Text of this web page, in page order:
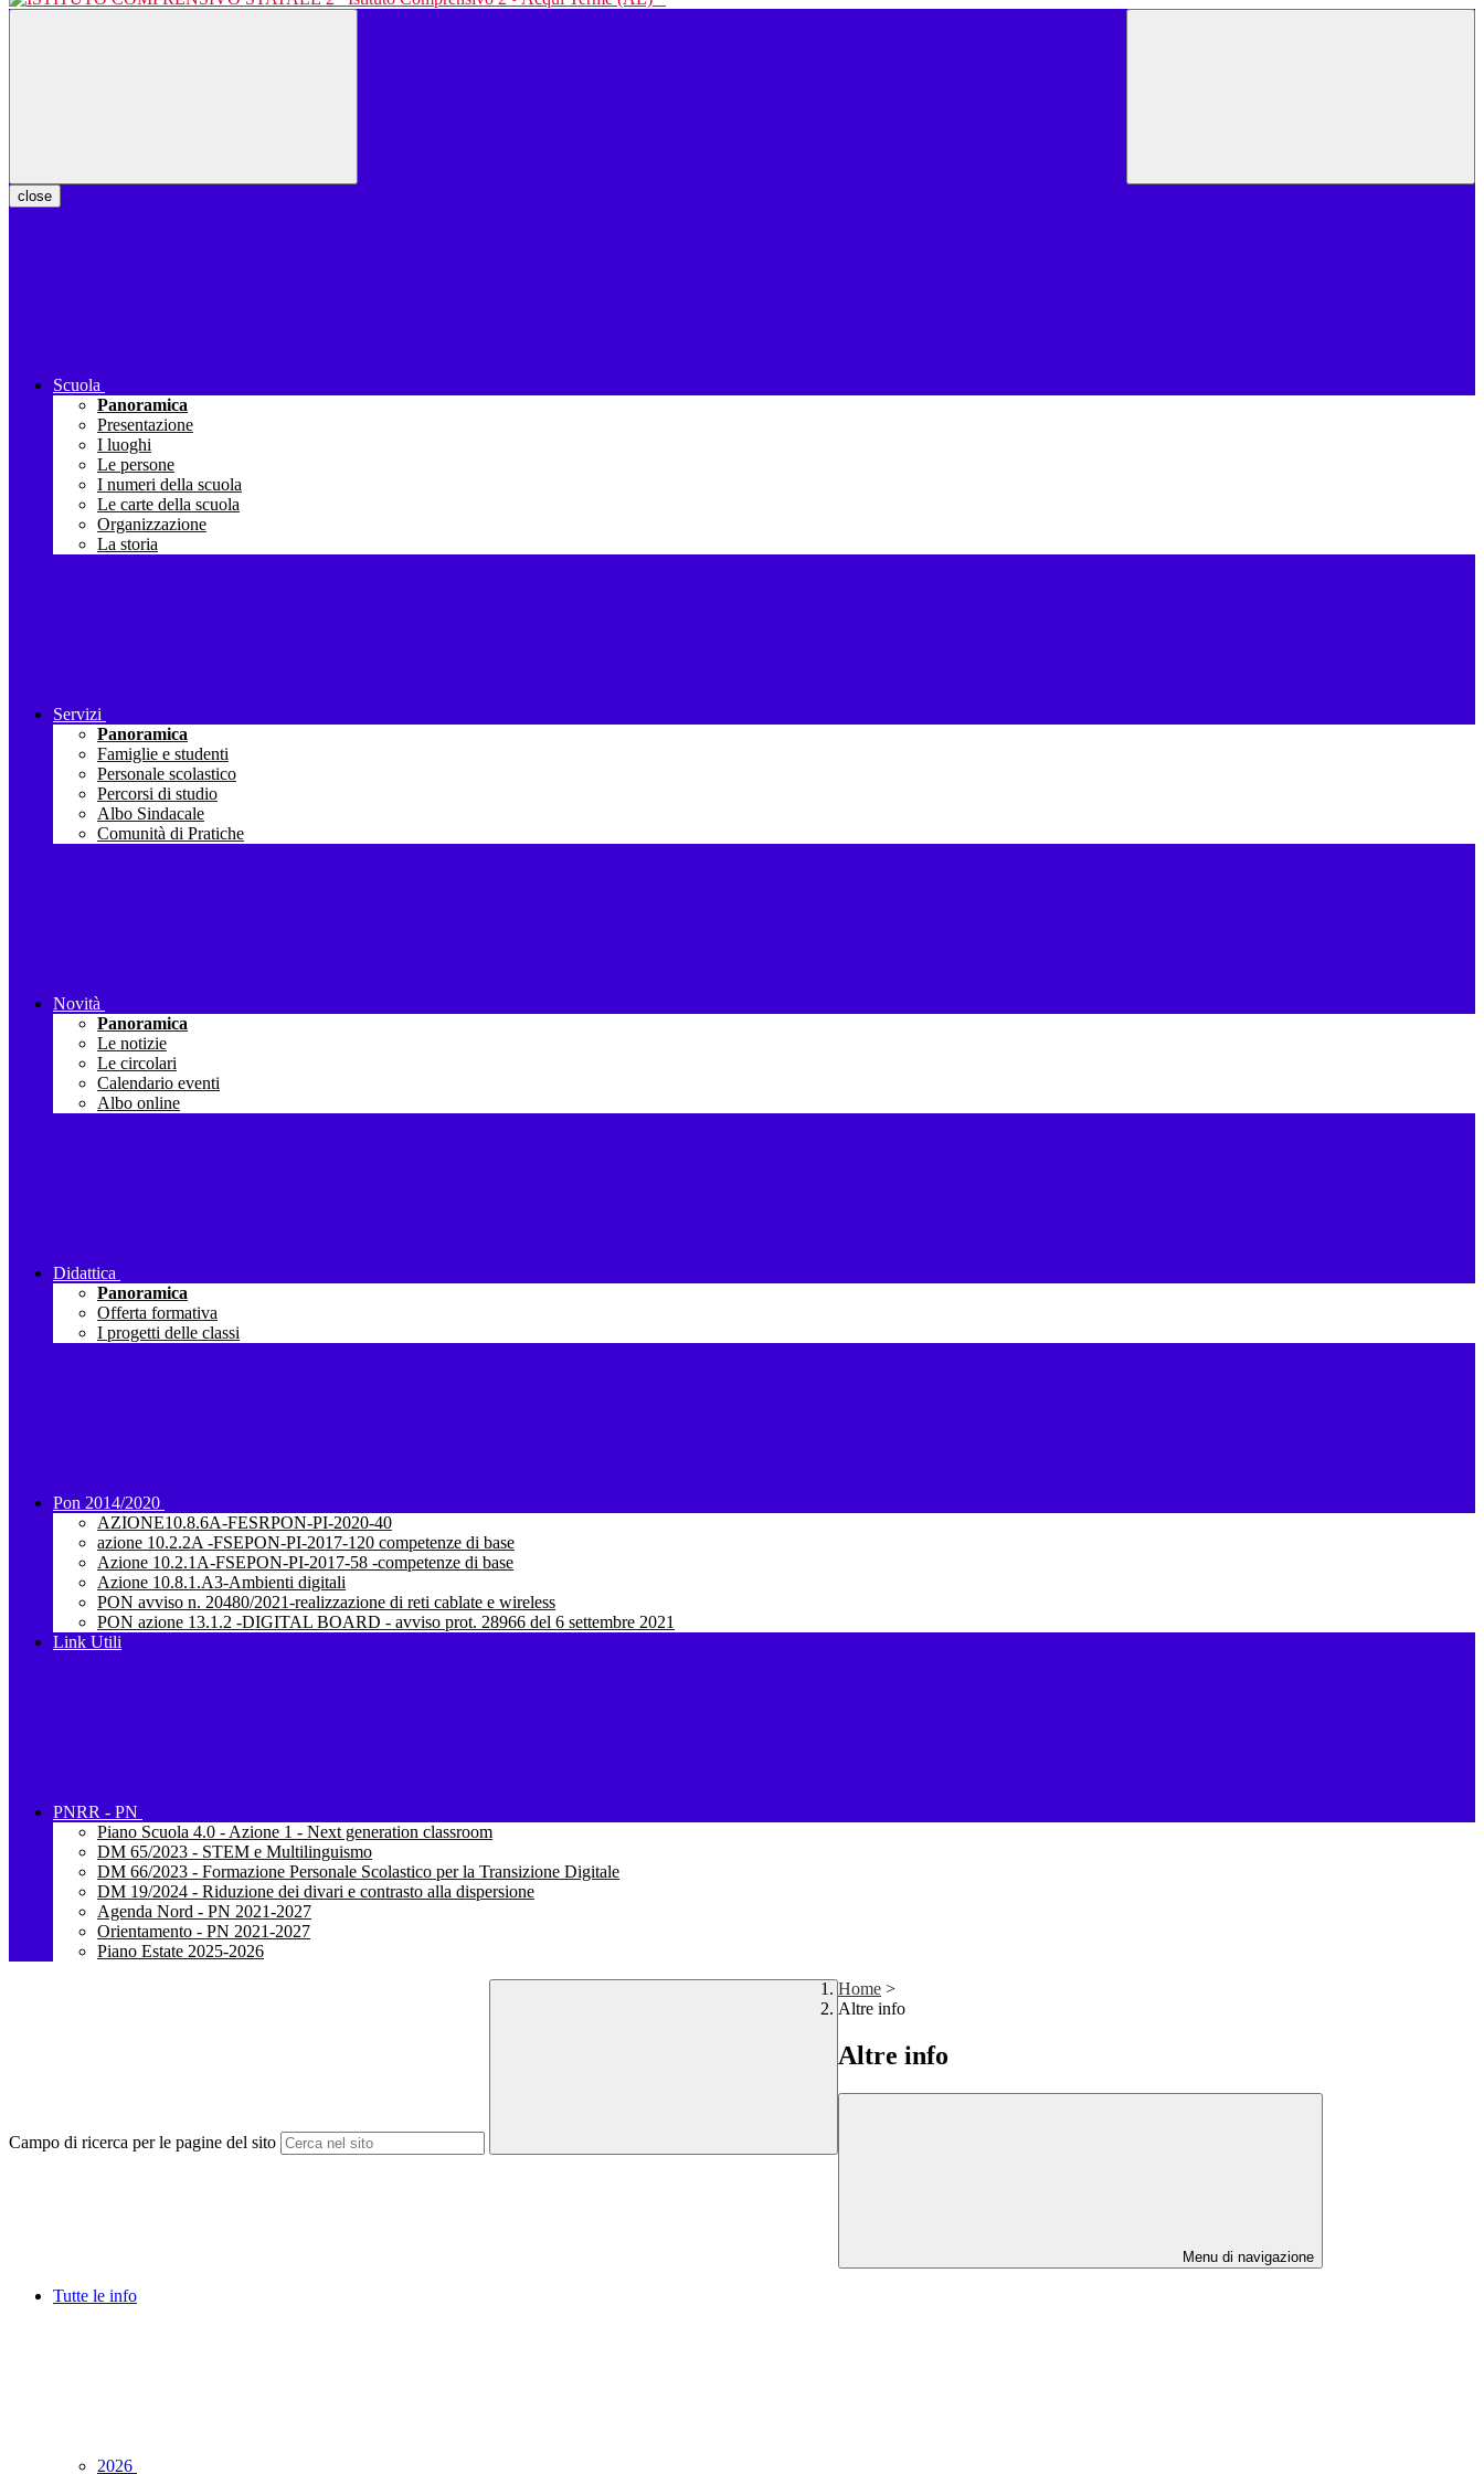
close
Scuola
Panoramica
Presentazione
I luoghi
Le persone
I numeri della scuola
Le carte della scuola
Organizzazione
La storia
Servizi
Panoramica
Famiglie e studenti
Personale scolastico
Percorsi di studio
Albo Sindacale
Comunità di Pratiche
Novità
Panoramica
Le notizie
Le circolari
Calendario eventi
Albo online
Didattica
Panoramica
Offerta formativa
I progetti delle classi
Pon 2014/2020
AZIONE10.8.6A-FESRPON-PI-2020-40
azione 10.2.2A -FSEPON-PI-2017-120 competenze di base
Azione 10.2.1A-FSEPON-PI-2017-58 -competenze di base
Azione 10.8.1.A3-Ambienti digitali
PON avviso n. 20480/2021-realizzazione di reti cablate e wireless
PON azione 13.1.2 -DIGITAL BOARD - avviso prot. 28966 del 6 settembre 2021
Link Utili
PNRR - PN
Piano Scuola 4.0 - Azione 1 - Next generation classroom
DM 65/2023 - STEM e Multilinguismo
DM 66/2023 - Formazione Personale Scolastico per la Transizione Digitale
DM 19/2024 - Riduzione dei divari e contrasto alla dispersione
Agenda Nord - PN 2021-2027
Orientamento - PN 2021-2027
Piano Estate 2025-2026
Campo di ricerca per le pagine del sito
Home >
Altre info
Altre info
Menu di navigazione
Tutte le info
2026